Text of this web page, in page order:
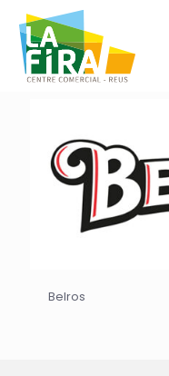
Categories
Belros